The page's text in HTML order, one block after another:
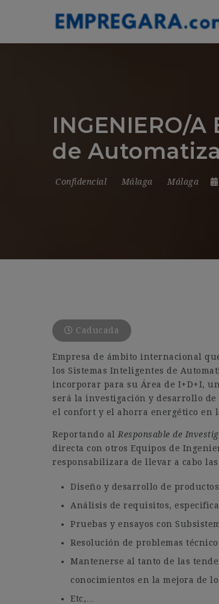
INGENIERO/
de
Confidencial Málaga Málaga
Caducada
Empresa de ámbito internacional
los Sistemas Inteligentes de
incorporar para su Área de I+D+I,
será la investigación y desarrollo
el confort y el ahorra energético en
Reportando al Responsable de
directa con otros Equipos de
responsabilizara de llevar a cabo
Diseño y desarrollo de
Análisis de requisitos,
Pruebas y ensayos con
Resolución de problemas
Mantenerse al tanto de las
conocimientos en la mejora de
Etc,…